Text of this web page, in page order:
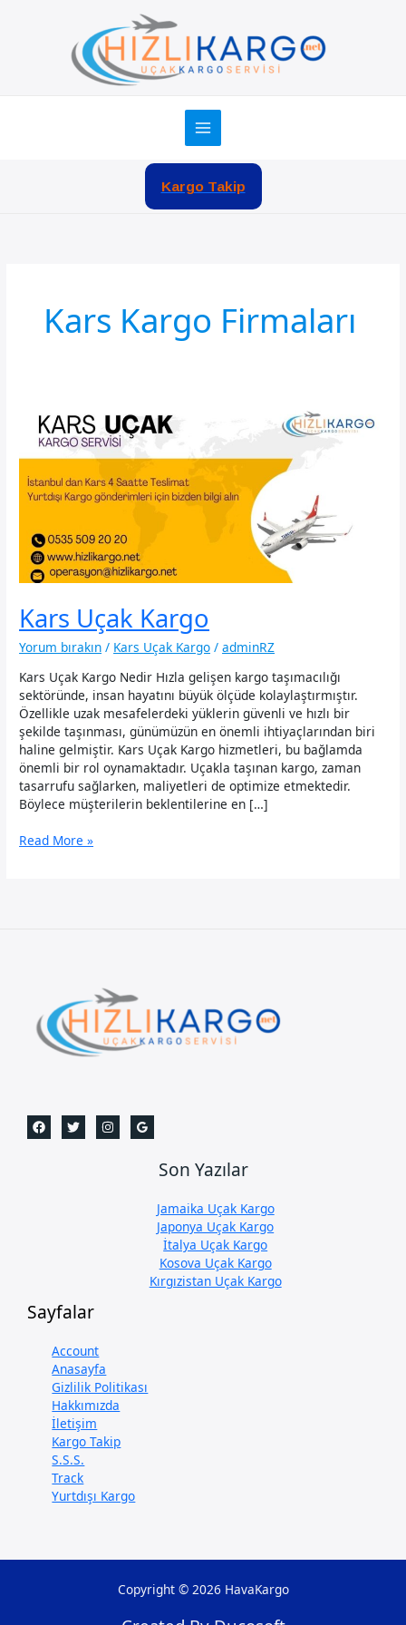
Kargo Takip
Kars Kargo Firmaları
Kars Uçak Kargo
Yorum bırakın / Kars Uçak Kargo /adminRZ
Kars Uçak Kargo Nedir Hızla gelişen kargo taşımacılığı
sektöründe, insan hayatını büyük ölçüde kolaylaştırmıştır.
Özellikle uzak mesafelerdeki yüklerin güvenli ve hızlı bir
şekilde taşınması, günümüzün en önemli ihtiyaçlarından biri
haline gelmiştir. Kars Uçak Kargo hizmetleri, bu bağlamda
önemli bir rol oynamaktadır. Uçakla taşınan kargo, zaman
tasarrufu sağlarken, maliyetleri de optimize etmektedir.
Böylece müşterilerin beklentilerine en […]
Kars
Read More »
Son Yazılar
Jamaika Uçak Kargo
Japonya Uçak Kargo
İtalya Uçak Kargo
Kosova Uçak Kargo
Kırgızistan Uçak Kargo
Sayfalar
Account
Anasayfa
Gizlilik Politikası
Hakkımızda
İletişim
Kargo Takip
S.S.S.
Track
Yurtdışı Kargo
Copyright © 2026 HavaKargo